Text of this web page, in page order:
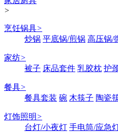
>
烹饪锅具>
炒锅 平底锅/煎锅 高压锅/
家纺>
被子 床品套件 乳胶枕 护
餐具>
餐具套装 碗 木筷子 陶瓷
灯饰照明>
台灯/小夜灯 手电筒/应急